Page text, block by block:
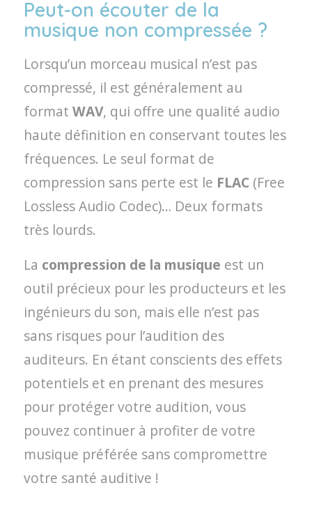
Peut-on écouter de la
musique non compressée ?
Lorsqu’un morceau musical n’est pas
compressé, il est généralement au
format WAV, qui offre une qualité audio
haute définition en conservant toutes les
fréquences. Le seul format de
compression sans perte est le FLAC(Free
Lossless Audio Codec)… Deux formats
très lourds.
La compression de la musique est un
outil précieux pour les producteurs et les
ingénieurs du son, mais elle n’est pas
sans risques pour l’audition des
auditeurs. En étant conscients des effets
potentiels et en prenant des mesures
pour protéger votre audition, vous
pouvez continuer à profiter de votre
musique préférée sans compromettre
votre santé auditive !